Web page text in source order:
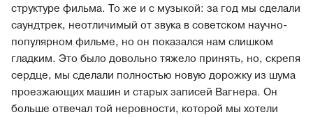
структуре фильма. То же и с музыкой: за год мы сделали
саундтрек, неотличимый от звука в советском научно-
популярном фильме, но он показался нам слишком
гладким. Это было довольно тяжело принять, но, скрепя
сердце, мы сделали полностью новую дорожку из шума
проезжающих машин и старых записей Вагнера. Он
больше отвечал той неровности, которой мы хотели